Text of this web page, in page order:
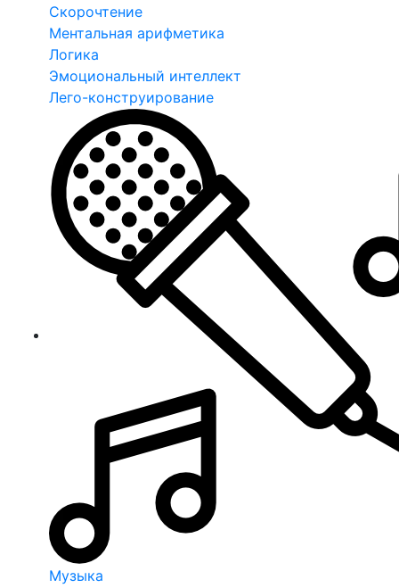
Скорочтение
Ментальная арифметика
Логика
Эмоциональный интеллект
Лего-конструирование
Музыка